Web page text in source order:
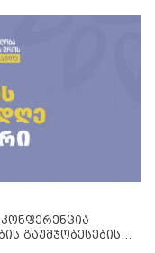
გაუმჯობესების